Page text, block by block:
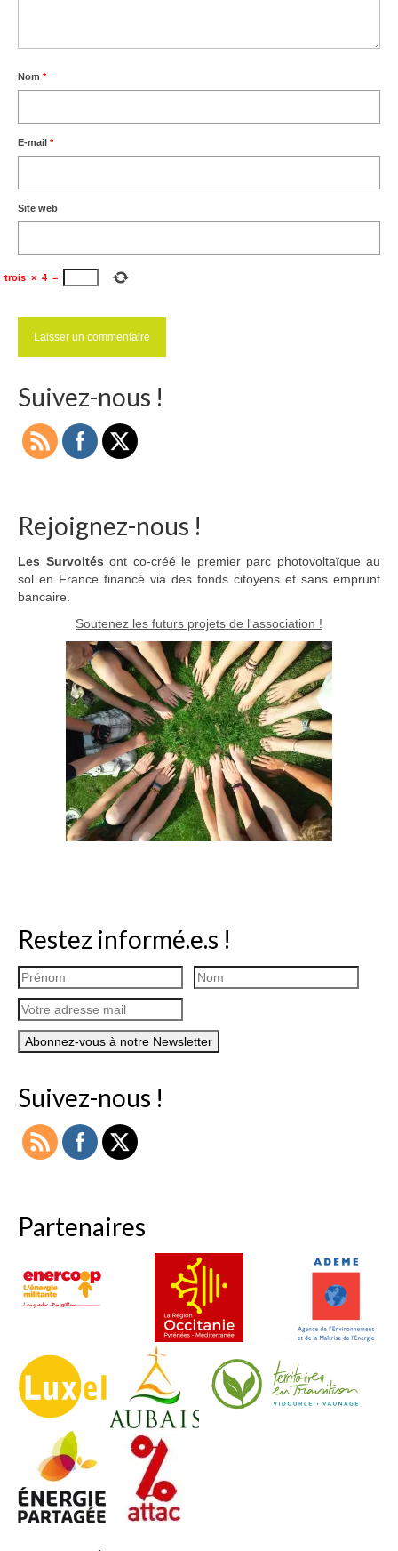
Nom *
E-mail *
Site web
trois × 4 =
Suivez-nous !
Rejoignez-nous !
Les Survoltés ont co-créé le premier parc photovoltaïque au
sol en France financé via des fonds citoyens et sans emprunt
bancaire.
Soutenez les futurs projets de l'association !
Restez informé.e.s !
Suivez-nous !
Partenaires